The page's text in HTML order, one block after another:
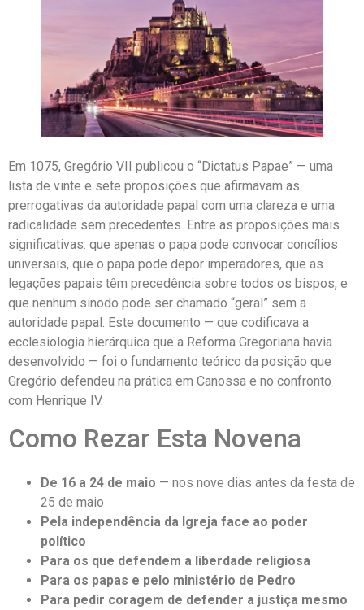
Em 1075, Gregório VII publicou o “Dictatus Papae” — uma
lista de vinte e sete proposições que afirmavam as
prerrogativas da autoridade papal com uma clareza e uma
radicalidade sem precedentes. Entre as proposições mais
significativas: que apenas o papa pode convocar concílios
universais, que o papa pode depor imperadores, que as
legações papais têm precedência sobre todos os bispos, e
que nenhum sínodo pode ser chamado “geral” sem a
autoridade papal. Este documento — que codificava a
ecclesiologia hierárquica que a Reforma Gregoriana havia
desenvolvido — foi o fundamento teórico da posição que
Gregório defendeu na prática em Canossa e no confronto
com Henrique IV.
Como Rezar Esta Novena
De 16 a 24 de maio — nos nove dias antes da festa de
25 de maio
Pela independência da Igreja face ao poder
político
Para os que defendem a liberdade religiosa
Para os papas e pelo ministério de Pedro
Para pedir coragem de defender a justiça mesmo